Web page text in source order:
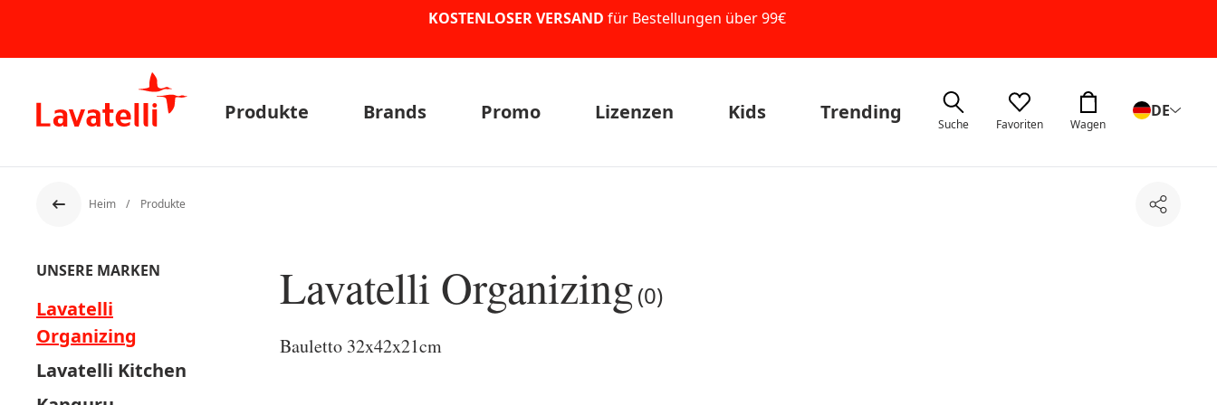
KOSTENLOSER VERSAND für Bestellungen über 99€
Produkte Brands Promo Lizenzen Kids Trending
Suche Favoriten Wagen
DE
Der Rücken
Heim Produkte Teilen
UNSERE MARKEN
Lavatelli
Organizing
Lavatelli Kitchen
Lavatelli Organizing(0)
Bauletto 32x42x21cm